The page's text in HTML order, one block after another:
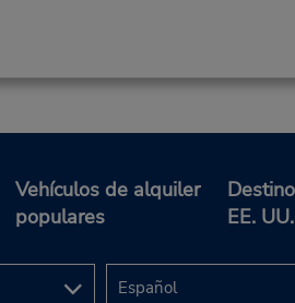
Vehículos de alquiler
populares
EE. UU.